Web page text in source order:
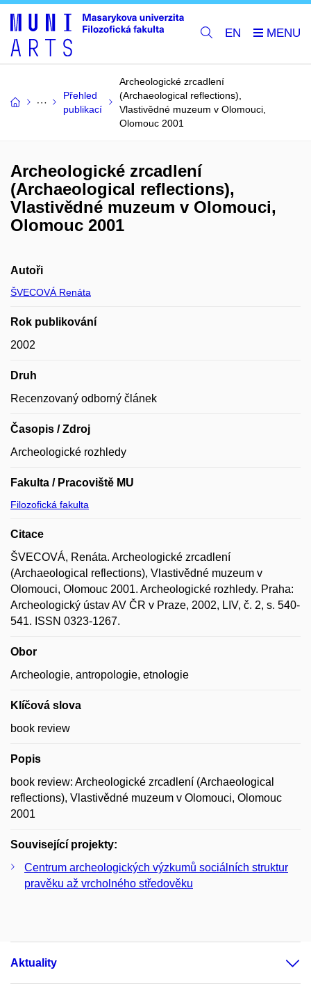
EN
Přehled
publikací
Archeologické zrcadlení
(Archaeological reflections),
Vlastivědné muzeum v Olomouci,
Olomouc 2001
Archeologické zrcadlení
(Archaeological reflections),
Vlastivědné muzeum v Olomouci,
Olomouc 2001
Autoři
ŠVECOVÁ Renáta
Rok publikování
2002
Druh
Recenzovaný odborný článek
Časopis / Zdroj
Archeologické rozhledy
Fakulta / Pracoviště MU
Filozofická fakulta
Citace
ŠVECOVÁ, Renáta. Archeologické zrcadlení
(Archaeological reflections), Vlastivědné muzeum v
Olomouci, Olomouc 2001. Archeologické rozhledy. Praha:
Archeologický ústav AV ČR v Praze, 2002, LIV, č. 2, s. 540-
541. ISSN 0323-1267.
Obor
Archeologie, antropologie, etnologie
Klíčová slova
book review
Popis
book review: Archeologické zrcadlení (Archaeological
reflections), Vlastivědné muzeum v Olomouci, Olomouc
2001
Související projekty:
Centrum archeologických výzkumů sociálních struktur
pravěku až vrcholného středověku
Aktuality